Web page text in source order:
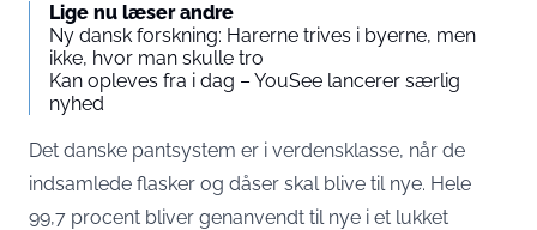
Lige nu læser andre
Ny dansk forskning: Harerne trives i byerne, men
ikke, hvor man skulle tro
Kan opleves fra i dag – YouSee lancerer særlig
nyhed
Det danske pantsystem er i verdensklasse, når de
indsamlede flasker og dåser skal blive til nye. Hele
99,7 procent bliver genanvendt til nye i et lukket